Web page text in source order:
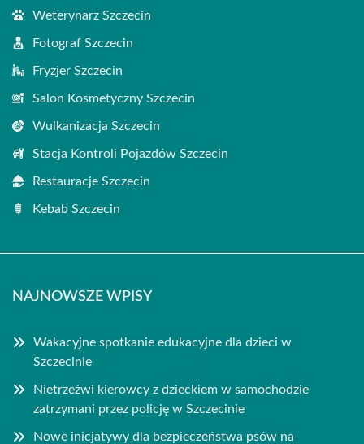
Weterynarz Szczecin
Fotograf Szczecin
Fryzjer Szczecin
Salon Kosmetyczny Szczecin
Wulkanizacja Szczecin
Stacja Kontroli Pojazdów Szczecin
Restauracje Szczecin
Kebab Szczecin
NAJNOWSZE WPISY
Wakacyjne spotkanie edukacyjne dla dzieci w
Szczecinie
Nietrzeźwi kierowcy z dzieckiem w samochodzie
zatrzymani przez policję w Szczecinie
Nowe inicjatywy dla bezpieczeństwa psów na